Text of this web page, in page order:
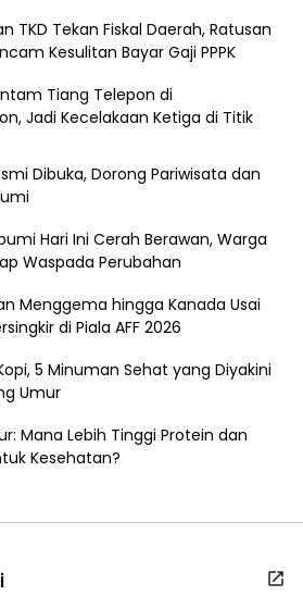
TKD Tekan Fiskal Daerah, Ratusan
Kesulitan Bayar Gaji PPPK
Tiang Telepon di
Jadi Kecelakaan Ketiga di Titik
Dibuka, Dorong Pariwisata dan
Hari Ini Cerah Berawan, Warga
Waspada Perubahan
Menggema hingga Kanada Usai
di Piala AFF 2026
5 Minuman Sehat yang Diyakini
Umur
Mana Lebih Tinggi Protein dan
Kesehatan?